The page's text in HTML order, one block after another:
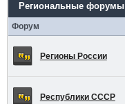
Региональные форумы
Форум
Регионы России
Республики СССР